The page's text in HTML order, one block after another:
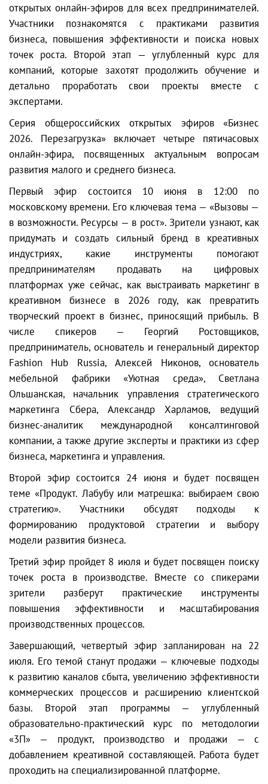
открытых онлайн-эфиров для всех предпринимателей.
Участники познакомятся с практиками развития
бизнеса, повышения эффективности и поиска новых
точек роста. Второй этап — углубленный курс для
компаний, которые захотят продолжить обучение и
детально проработать свои проекты вместе с
экспертами.
Серия общероссийских открытых эфиров «Бизнес
2026. Перезагрузка» включает четыре пятичасовых
онлайн-эфира, посвященных актуальным вопросам
развития малого и среднего бизнеса.
Первый эфир состоится 10 июня в 12:00 по
московскому времени. Его ключевая тема — «Вызовы —
в возможности. Ресурсы — в рост». Зрители узнают, как
придумать и создать сильный бренд в креативных
индустриях, какие инструменты помогают
предпринимателям продавать на цифровых
платформах уже сейчас, как выстраивать маркетинг в
креативном бизнесе в 2026 году, как превратить
творческий проект в бизнес, приносящий прибыль. В
числе спикеров — Георгий Ростовщиков,
предприниматель, основатель и генеральный директор
Fashion Hub Russia, Алексей Никонов, основатель
мебельной фабрики «Уютная среда», Светлана
Ольшанская, начальник управления стратегического
маркетинга Сбера, Александр Харламов, ведущий
бизнес-аналитик международной консалтинговой
компании, а также другие эксперты и практики из сфер
бизнеса, маркетинга и управления.
Второй эфир состоится 24 июня и будет посвящен
теме «Продукт. Лабубу или матрешка: выбираем свою
стратегию». Участники обсудят подходы к
формированию продуктовой стратегии и выбору
модели развития бизнеса.
Третий эфир пройдет 8 июля и будет посвящен поиску
точек роста в производстве. Вместе со спикерами
зрители разберут практические инструменты
повышения эффективности и масштабирования
производственных процессов.
Завершающий, четвертый эфир запланирован на 22
июля. Его темой станут продажи — ключевые подходы
к развитию каналов сбыта, увеличению эффективности
коммерческих процессов и расширению клиентской
базы. Второй этап программы — углубленный
образовательно-практический курс по методологии
«3П» — продукт, производство и продажи — с
добавлением креативной составляющей. Работа будет
проходить на специализированной платформе.